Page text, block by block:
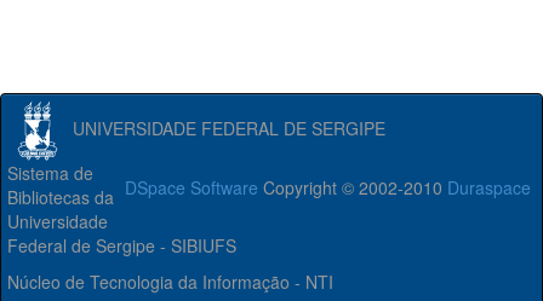
UNIVERSIDADE FEDERAL DE SERGIPE
DSpace Software Copyright © 2002-2010 Duraspace
Sistema de
Bibliotecas da
Universidade
Federal de Sergipe - SIBIUFS
Núcleo de Tecnologia da Informação - NTI